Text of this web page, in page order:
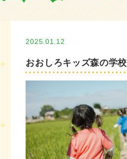
2025.01.12
おおしろキッズ森の学校